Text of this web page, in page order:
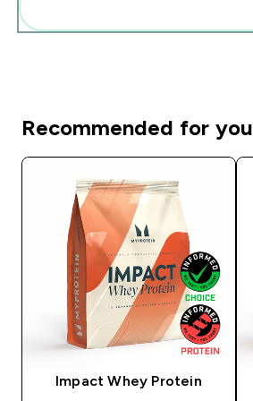
Recommended for you
Impact Whey Protein